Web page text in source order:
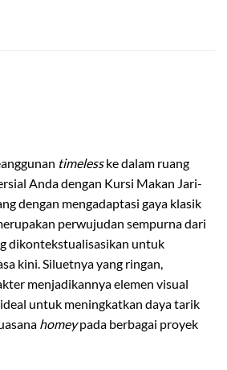
timelesske dalam ruang
Anda dengan Kursi Makan Jari-
dengan mengadaptasi gaya klasik
perwujudan sempurna dari
dikontekstualisasikan untuk
kini. Siluetnya yang ringan,
menjadikannya elemen visual
untuk meningkatkan daya tarik
homeypada berbagai proyek